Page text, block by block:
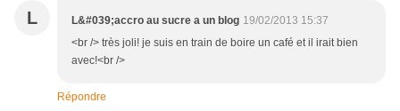
L L&#039;accro au sucre a un blog 19/02/2013 15:37
<br /> très joli! je suis en train de boire un café et il irait bien
avec!<br />
Répondre